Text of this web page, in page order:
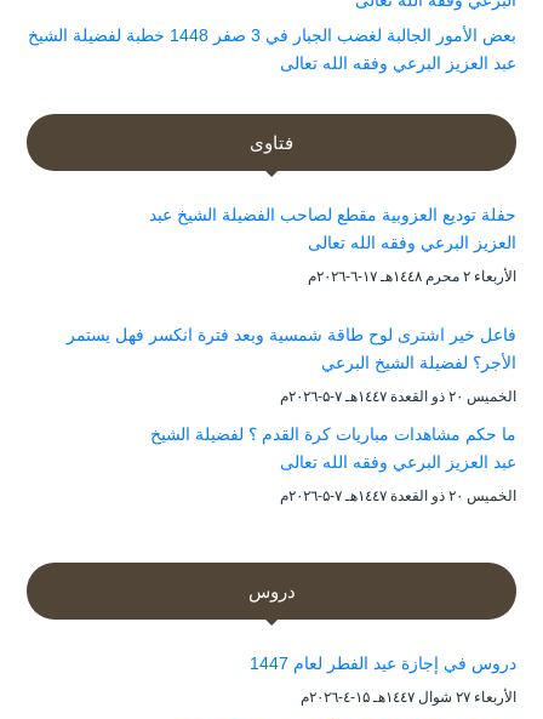
بعض الأمور الجالبة لغضب الجبار في 3 صفر 1448 خطبة لفضيلة الشيخ
عبد العزيز البرعي وفقه الله تعالى
فتاوى
حفلة توديع العزوبية مقطع لصاحب الفضيلة الشيخ عبد
العزيز البرعي وفقه الله تعالى
الأربعاء ۲ محرم ۱٤٤۸هـ ۱۷-٦-۲۰۲٦م
فاعل خير اشترى لوح طاقة شمسية وبعد فترة انكسر فهل يستمر
الأجر؟ لفضيلة الشيخ البرعي
الخميس ۲۰ ذو القعدة ۱٤٤۷هـ ۷-۵-۲۰۲٦م
ما حكم مشاهدات مباريات كرة القدم ؟ لفضيلة الشيخ
عبد العزيز البرعي وفقه الله تعالى
الخميس ۲۰ ذو القعدة ۱٤٤۷هـ ۷-۵-۲۰۲٦م
دروس
دروس في إجازة عيد الفطر لعام 1447
الأربعاء ۲۷ شوال ۱٤٤۷هـ ۱۵-٤-۲۰۲٦م